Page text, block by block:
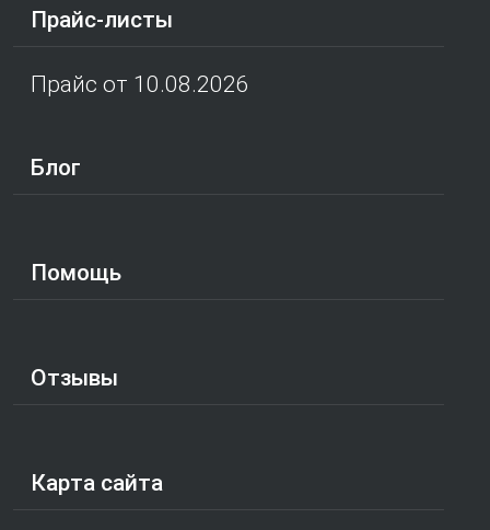
Прайс-листы
Прайс от 10.08.2026
Блог
Помощь
Отзывы
Карта сайта